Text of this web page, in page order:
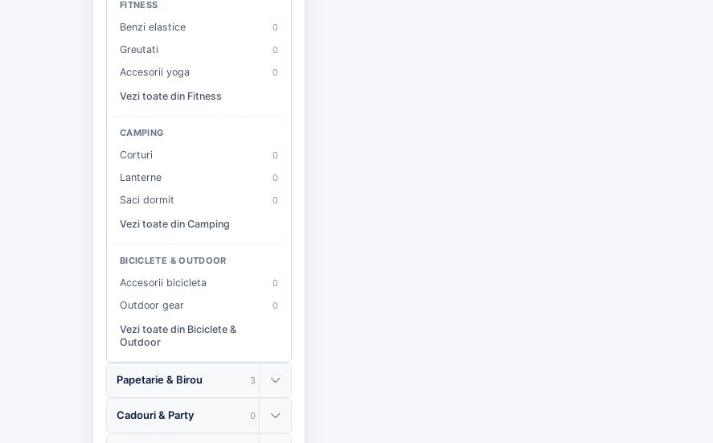
FITNESS
Benzi elastice 0
Greutati 0
Accesorii yoga 0
Vezi toate din Fitness
CAMPING
Corturi 0
Lanterne 0
Saci dormit 0
Vezi toate din Camping
BICICLETE & OUTDOOR
Accesorii bicicleta 0
Outdoor gear 0
Vezi toate din Biciclete &
Outdoor
Papetarie & Birou 3
Cadouri & Party 0